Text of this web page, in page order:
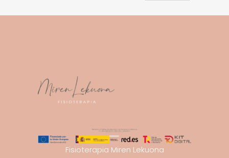
Fisioterapia Miren Lekuona